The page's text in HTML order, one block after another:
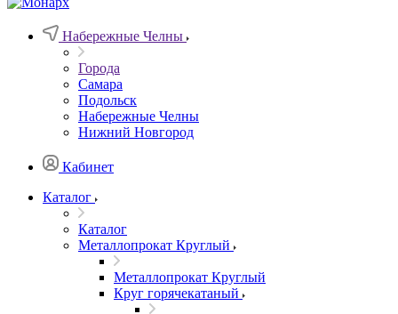
Набережные Челны
Города
Самара
Подольск
Набережные Челны
Нижний Новгород
Кабинет
Каталог
Каталог
Металлопрокат Круглый
Металлопрокат Круглый
Круг горячекатаный